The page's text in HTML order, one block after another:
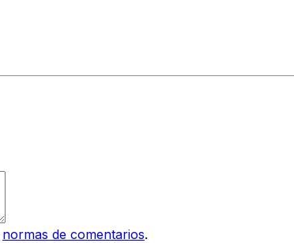
normas de comentarios.